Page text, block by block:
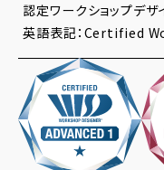
認定ワークショップデザ
英語表記：Certified